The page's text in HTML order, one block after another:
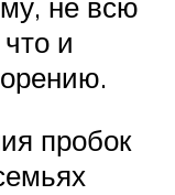
и
пробок